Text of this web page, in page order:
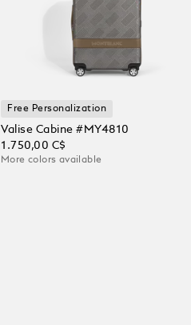
Free Personalization
Valise Cabine #MY4810
1.750,00 C$
More colors available